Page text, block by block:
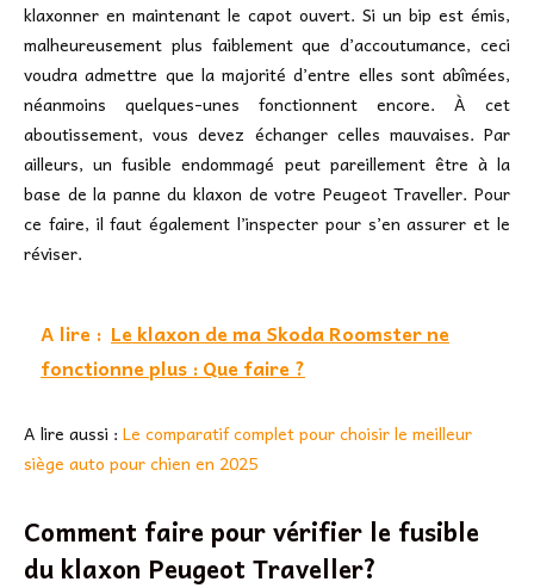
klaxonner en maintenant le capot ouvert. Si un bip est émis,
malheureusement plus faiblement que d’accoutumance, ceci
voudra admettre que la majorité d’entre elles sont abîmées,
néanmoins quelques-unes fonctionnent encore. À cet
aboutissement, vous devez échanger celles mauvaises. Par
ailleurs, un fusible endommagé peut pareillement être à la
base de la panne du klaxon de votre Peugeot Traveller. Pour
ce faire, il faut également l’inspecter pour s’en assurer et le
réviser.
A lire : Le klaxon de ma Skoda Roomster ne
fonctionne plus : Que faire ?
A lire aussi : Le comparatif complet pour choisir le meilleur
siège auto pour chien en 2025
Comment faire pour vérifier le fusible
du klaxon Peugeot Traveller?